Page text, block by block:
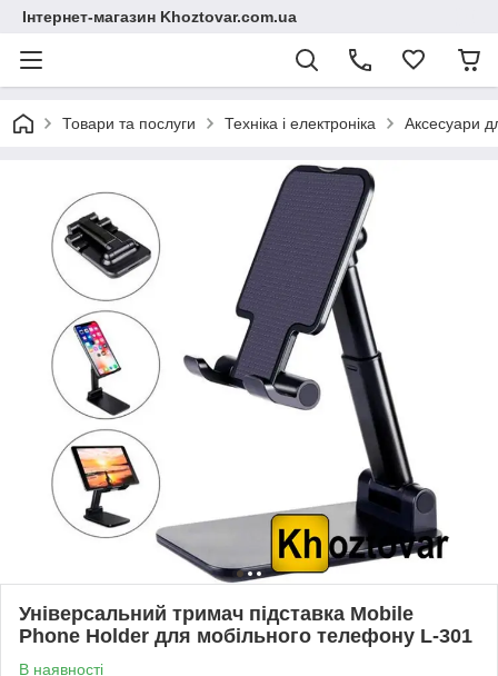
Інтернет-магазин Khoztovar.com.ua
Товари та послуги Техніка і електроніка Аксесуари
Універсальний тримач підставка Mobile
Phone Holder для мобільного телефону L-301
В наявності